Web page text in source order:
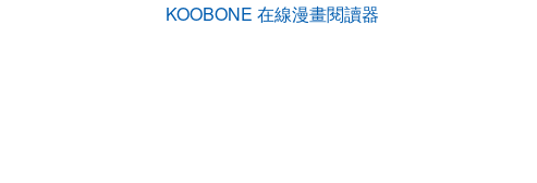
KOOBONE 在線漫畫閱讀器